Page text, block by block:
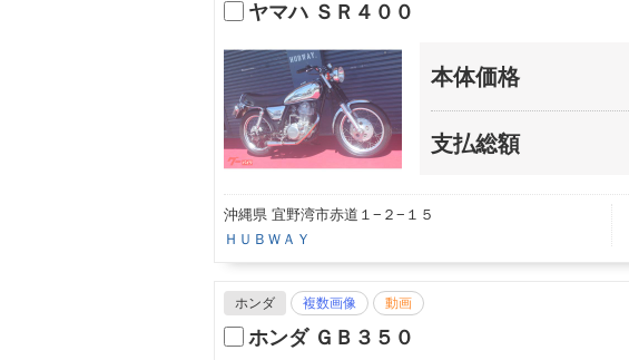
ヤマハ ＳＲ４００
本体価格
支払総額
沖縄県 宜野湾市赤道１−２−１５
ＨＵＢＷＡＹ
ホンダ 複数画像 動画
ホンダ ＧＢ３５０